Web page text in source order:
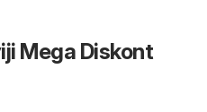
Mega Diskont